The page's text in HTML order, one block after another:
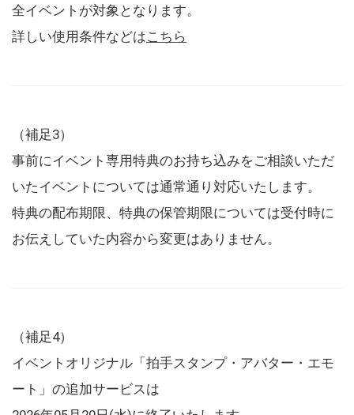
全イベントが対象となります。
詳しい使用条件などはこちら
（補足3）
事前にイベント専用特典のお持ち込みをご相談いただ
いたイベントについては通常通り対応いたします。
特典の配布期限、特典の保管期限については受付時に
お伝えしていた内容から変更はありません。
（補足4）
イベントオリジナル「拍手スタンプ・アバター・エモ
ート」の追加サービスは